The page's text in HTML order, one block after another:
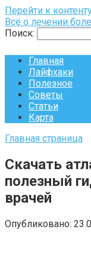
Перейти к
Всё о лечении
Поиск:
Главная
Лайфхаки
Полезное
Советы
Статьи
Карта
Главная страница
Скачать
полезный
врачей
Опубликовано: